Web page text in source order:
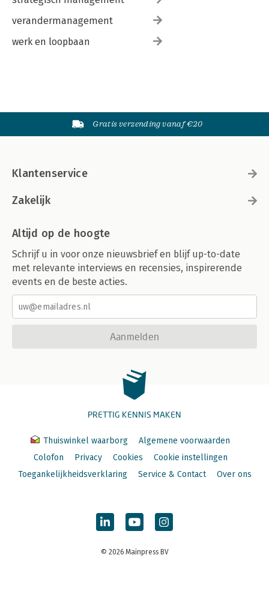
verandermanagement
werk en loopbaan
Gratis verzending vanaf €20
Klantenservice
Zakelijk
Altijd op de hoogte
Schrijf u in voor onze nieuwsbrief en blijf up-to-date
met relevante interviews en recensies, inspirerende
events en de beste acties.
Aanmelden
PRETTIG KENNIS MAKEN
Thuiswinkel waarborg
Algemene voorwaarden
Colofon
Privacy Cookies
Cookie instellingen
Toegankelijkheidsverklaring
Service & Contact Over ons
© 2026 Mainpress BV